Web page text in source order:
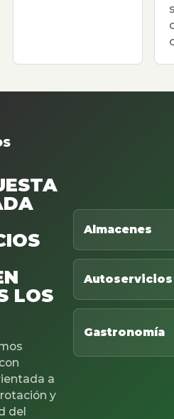
LOS
a
y
del
Almacenes
Autoservicios
Gastronomía